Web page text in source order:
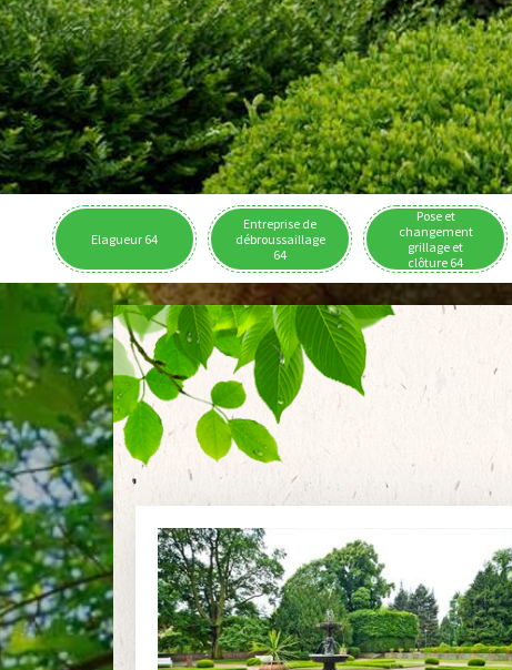
Elagueur 64
Entreprise de
débroussaillage
64
Pose et
changement
grillage et
clôture 64